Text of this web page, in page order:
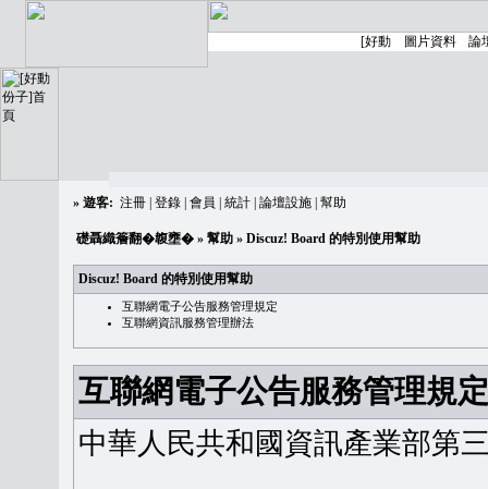
» 遊客: 注冊 登錄 會員 統計 論壇設施 幫助
礎聶織簷翻�䪖壅� » 幫助 » Discuz! Board 的特別使用幫助
Discuz! Board 的特別使用幫助
互聯網電子公告服務管理規定
互聯網資訊服務管理辦法
互聯網電子公告服務管理規定
中華人民共和國資訊產業部第